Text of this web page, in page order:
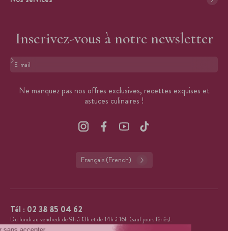
Inscrivez-vous à notre newsletter
Format : adresse@email.com
Ne manquez pas nos offres exclusives, recettes exquises et
astuces culinaires !
Français (French)
Tél : 02 38 85 04 62
Du lundi au vendredi de 9h à 13h et de 14h à 16h (sauf jours fériés).